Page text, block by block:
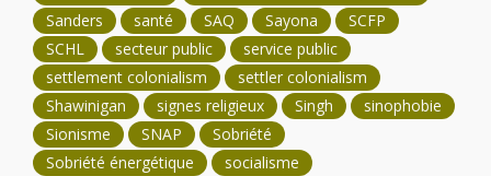
Sanders
santé SAQ Sayona
SCFP
SCHL
secteur public
service public
settlement colonialism
settler colonialism
Shawinigan
signes religieux Singh
sinophobie
Sionisme
SNAP
Sobriété
Sobriété énergétique
socialisme